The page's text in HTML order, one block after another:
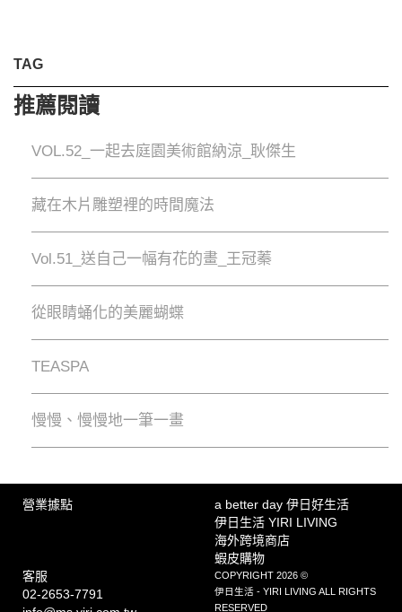
TAG
推薦閱讀
VOL.52_一起去庭園美術館納涼_耿傑生
藏在木片雕塑裡的時間魔法
Vol.51_送自己一幅有花的畫_王冠蓁
從眼睛蛹化的美麗蝴蝶
TEASPA
慢慢、慢慢地⼀筆⼀畫
營業據點
a better day 伊日好生活
伊日生活 YIRI LIVING
海外跨境商店
蝦皮購物
客服
02-2653-7791
COPYRIGHT 2026 ©
伊日生活 - YIRI LIVING ALL RIGHTS
RESERVED